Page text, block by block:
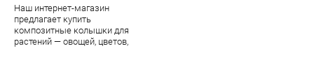
Наш интернет-магазин
предлагает купить
композитные колышки для
растений — овощей, цветов,